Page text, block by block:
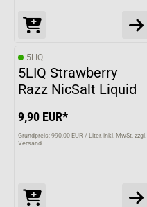
5LIQ
5LIQ Strawberry
Razz NicSalt Liquid
9,90 EUR*
Grundpreis: 990,00 EUR / Liter inkl. MwSt. zzgl.
Versand